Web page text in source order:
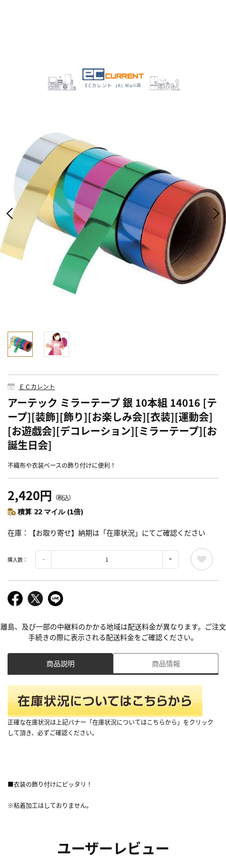
ＥＣカレント
アーテック ミラーテープ 銀 10本組 14016 [テ
ープ][装飾][飾り][お楽しみ会][衣装][運動会]
[お遊戯会][デコレーション][ミラーテープ][お
誕生日会]
不織布や衣装ベースの飾り付けに便利！
2,420円 （税込）
積算 22 マイル (1倍)
在庫 【お取り寄せ】納期は「在庫状況」にてご確認ください
購入数：
離島、及び一部の中継料のかかる地域は配送料金が異なります。ご注文
手続きの際に表示される配送料金をご確認ください。
商品説明 商品情報
正確な在庫状況は上記バナー「在庫状況についてはこちらから」をクリック
して頂き、必ずご確認ください。
■衣装の飾り付けにピッタリ！
※粘着加工はしておりません。
ユーザーレビュー